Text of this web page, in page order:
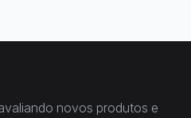
novos produtos e